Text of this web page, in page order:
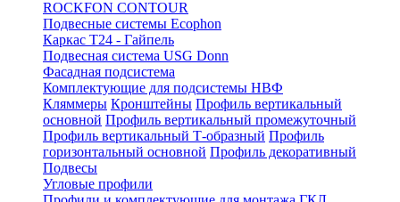
ROCKFON CONTOUR
Подвесные системы Ecophon
Каркас Т24 - Гайпель
Подвесная система USG Donn
Фасадная подсистема
Комплектующие для подсистемы НВФ
Кляммеры Кронштейны Профиль вертикальный
основной Профиль вертикальный промежуточный
Профиль вертикальный Т-образный Профиль
горизонтальный основной Профиль декоративный
Подвесы
Угловые профили